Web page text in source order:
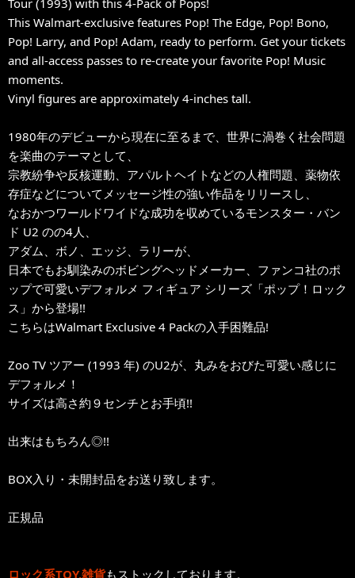
Tour (1993) with this 4-Pack of Pops!
This Walmart-exclusive features Pop! The Edge, Pop! Bono,
Pop! Larry, and Pop! Adam, ready to perform. Get your tickets
and all-access passes to re-create your favorite Pop! Music
moments.
Vinyl figures are approximately 4-inches tall.
1980年のデビューから現在に至るまで、世界に渦巻く社会問題
を楽曲のテーマとして、
宗教紛争や反核運動、アパルトヘイトなどの人権問題、薬物依
存症などについてメッセージ性の強い作品をリリースし、
なおかつワールドワイドな成功を収めているモンスター・バン
ド U2 のの4人、
アダム、ボノ、エッジ、ラリーが、
日本でもお馴染みのボビングヘッドメーカー、ファンコ社のポ
ップで可愛いデフォルメ フィギュア シリーズ「ポップ！ロック
ス」から登場!!
こちらはWalmart Exclusive 4 Packの入手困難品!
Zoo TV ツアー (1993 年) のU2が、丸みをおびた可愛い感じに
デフォルメ！
サイズは高さ約９センチとお手頃!!
出来はもちろん◎!!
BOX入り・未開封品をお送り致します。
正規品
ロック系TOY,雑貨もストックしております。